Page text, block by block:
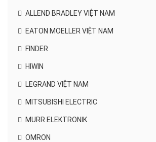
ALLEND BRADLEY VIỆT NAM
EATON MOELLER VIỆT NAM
FINDER
HIWIN
LEGRAND VIỆT NAM
MITSUBISHI ELECTRIC
MURR ELEKTRONIK
OMRON